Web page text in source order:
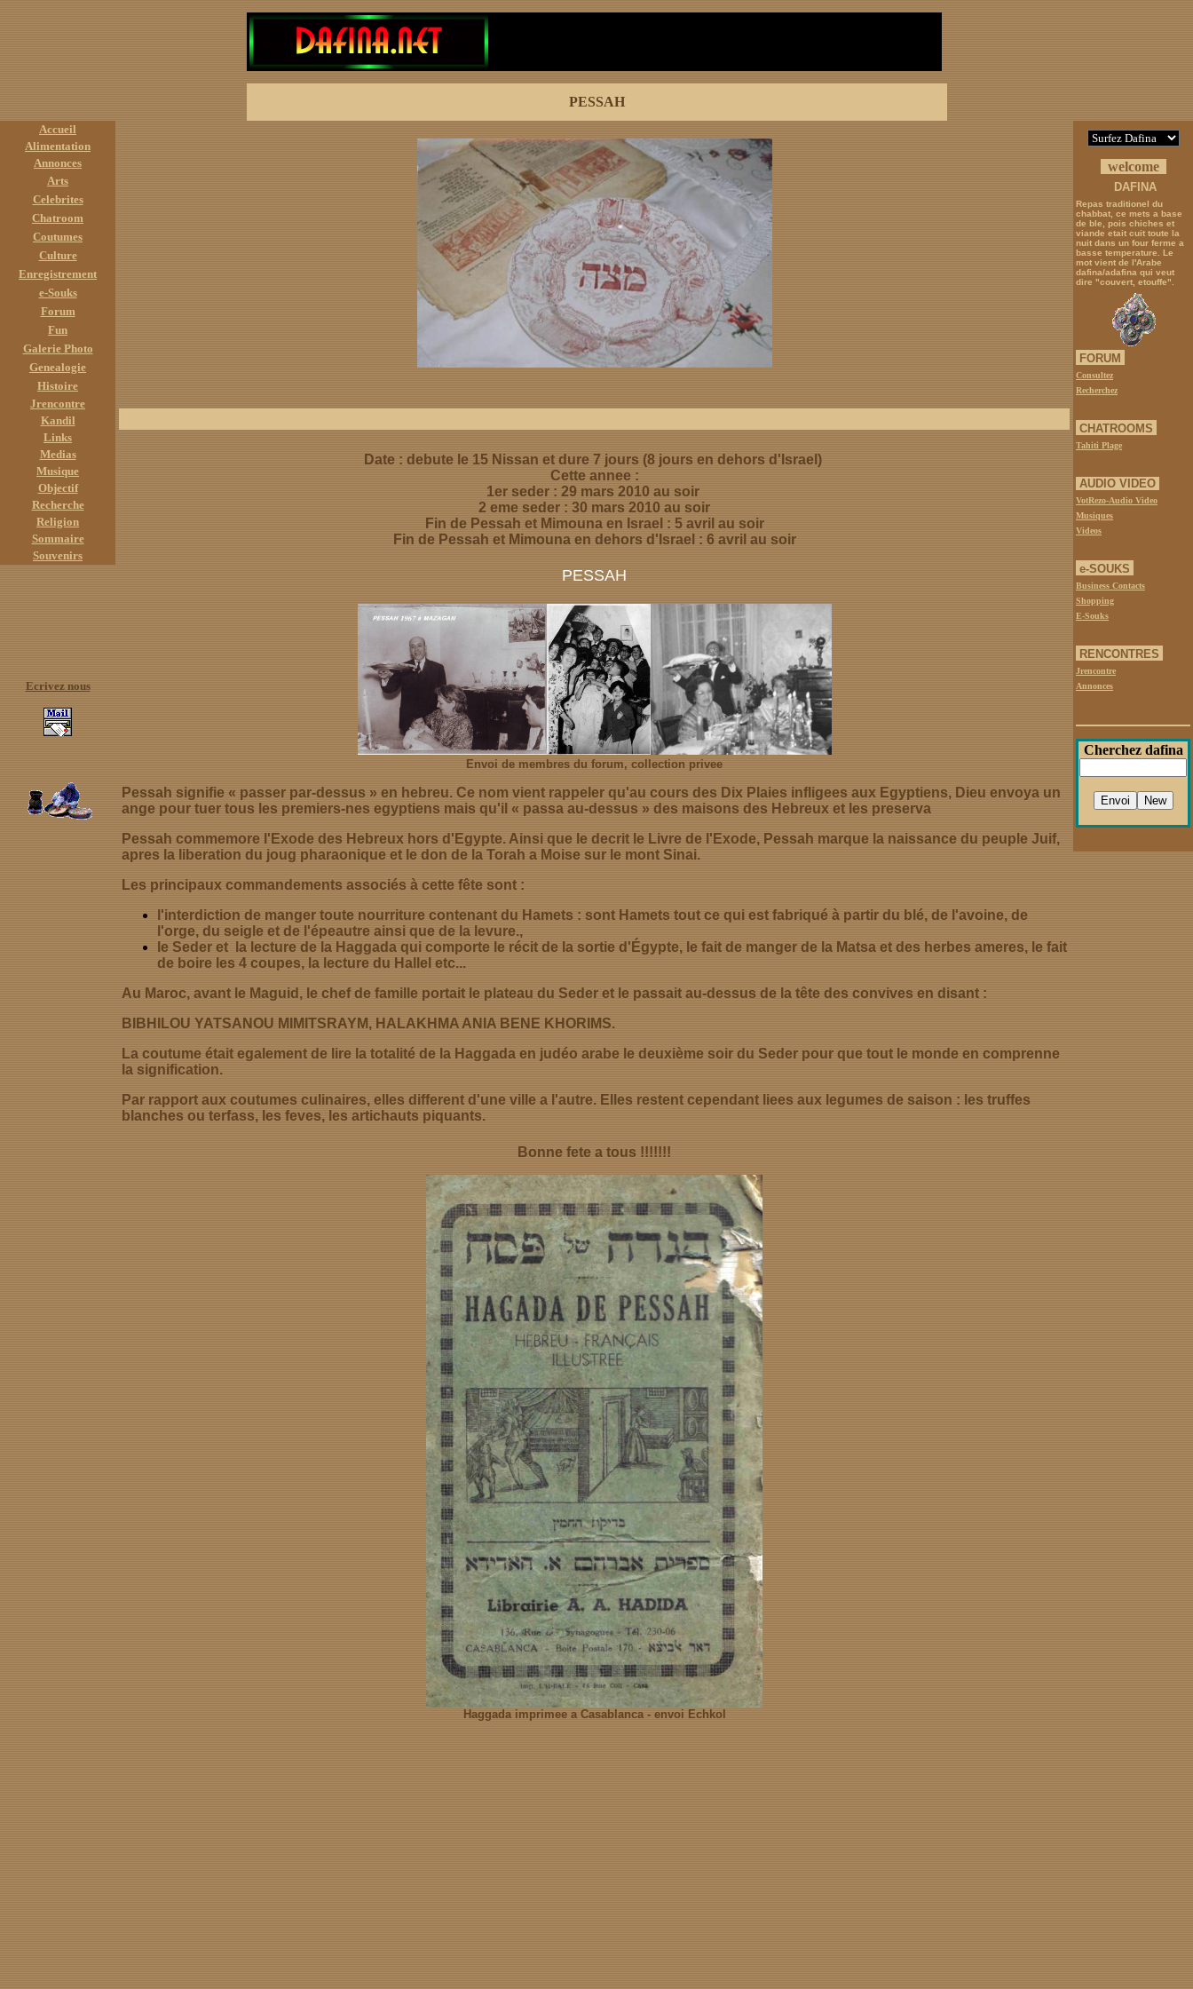
PESSAH
Accueil
Alimentation
Annonces
Arts
Celebrites
Chatroom
Coutumes
Culture
Enregistrement
e-Souks
Forum
Fun
Galerie Photo
Genealogie
Histoire
Jrencontre
Kandil
Links
Medias
Musique
Objectif
Recherche
Religion
Sommaire
Souvenirs
Ecrivez nous
Date : debute le 15 Nissan et dure 7 jours (8 jours en dehors d'Israel)
Cette annee :
1er seder : 29 mars 2010 au soir
2 eme seder : 30 mars 2010 au soir
Fin de Pessah et Mimouna en Israel : 5 avril au soir
Fin de Pessah et Mimouna en dehors d'Israel : 6 avril au soir
PESSAH
Envoi de membres du forum, collection privee
Pessah signifie « passer par-dessus » en hebreu. Ce nom vient rappeler qu'au cours des Dix Plaies infligees aux Egyptiens, Dieu envoya un
ange pour tuer tous les premiers-nes egyptiens mais qu'il « passa au-dessus » des maisons des Hebreux et les preserva
Pessah commemore l'Exode des Hebreux hors d'Egypte. Ainsi que le decrit le Livre de l'Exode, Pessah marque la naissance du peuple Juif,
apres la liberation du joug pharaonique et le don de la Torah a Moise sur le mont Sinai.
Les principaux commandements associés à cette fête sont :
l'interdiction de manger toute nourriture contenant du Hamets : sont Hamets tout ce qui est fabriqué à partir du blé, de l'avoine, de
l'orge, du seigle et de l'épeautre ainsi que de la levure.,
le Seder et la lecture de la Haggada qui comporte le récit de la sortie d'Égypte, le fait de manger de la Matsa et des herbes ameres, le fait
de boire les 4 coupes, la lecture du Hallel etc...
Au Maroc, avant le Maguid, le chef de famille portait le plateau du Seder et le passait au-dessus de la tête des convives en disant :
BIBHILOU YATSANOU MIMITSRAYM, HALAKHMA ANIA BENE KHORIMS.
La coutume était egalement de lire la totalité de la Haggada en judéo arabe le deuxième soir du Seder pour que tout le monde en comprenne
la signification.
Par rapport aux coutumes culinaires, elles different d'une ville a l'autre. Elles restent cependant liees aux legumes de saison : les truffes
blanches ou terfass, les feves, les artichauts piquants.
Bonne fete a tous !!!!!!!
Haggada imprimee a Casablanca - envoi Echkol
welcome
DAFINA
Repas traditionel du
chabbat, ce mets a base
de ble, pois chiches et
viande etait cuit toute la
nuit dans un four ferme a
basse temperature. Le
mot vient de l'Arabe
dafina/adafina qui veut
dire "couvert, etouffe".
FORUM
Consultez
Recherchez
CHATROOMS
Tahiti Plage
AUDIO VIDEO
VotRezo-Audio Video
Musiques
Videos
e-SOUKS
Business Contacts
Shopping
E-Souks
RENCONTRES
Jrencontre
Annonces
Cherchez dafina